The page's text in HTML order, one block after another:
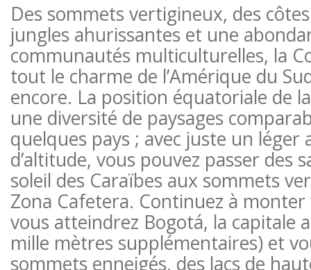
Des sommets vertigineux, des
jungles ahurissantes et une
communautés multiculturelles, la
tout le charme de l’Amérique du
encore. La position équatoriale de
une diversité de paysages
quelques pays ; avec juste un léger
d’altitude, vous pouvez passer des
soleil des Caraïbes aux sommets
Zona Cafetera. Continuez à
vous atteindrez Bogotá, la capitale
mille mètres supplémentaires) et
sommets enneigés, des lacs de